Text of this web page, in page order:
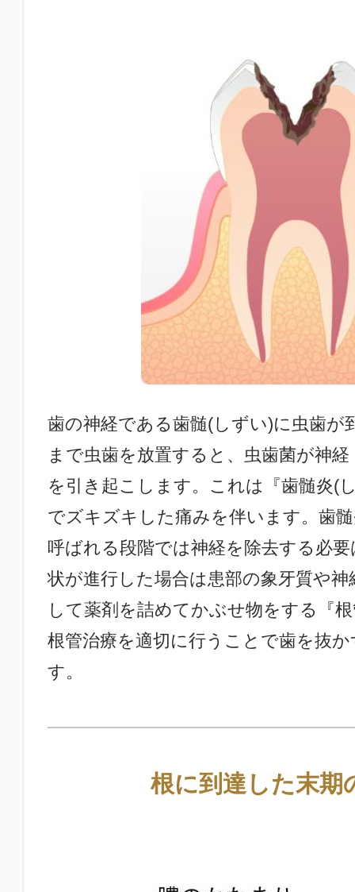
歯の神経である歯髄(しずい)に虫歯が
まで虫歯を放置すると、虫歯菌が神
を引き起こします。これは『歯髄炎(
でズキズキした痛みを伴います。歯
呼ばれる段階では神経を除去する必
状が進行した場合は患部の象牙質や
して薬剤を詰めてかぶせ物をする『
根管治療を適切に行うことで歯を抜
す。
根に到達した末期